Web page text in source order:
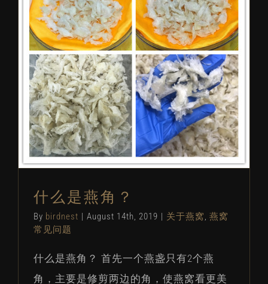
什么是燕角？
关于燕窝 燕窝常见问题
什么是燕角？
By birdnest | August 14th, 2019 | 关于燕窝, 燕窝
常见问题
什么是燕角？ 首先一个燕盏只有2个燕
角，主要是修剪两边的角，使燕窝看更美